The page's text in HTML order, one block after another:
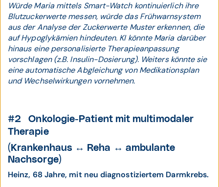
Würde Maria mittels Smart-Watch kontinuierlich ihre
Blutzuckerwerte messen, würde das Frühwarnsystem
aus der Analyse der Zuckerwerte Muster erkennen, die
auf Hypoglykämien hindeuten. KI könnte Maria darüber
hinaus eine personalisierte Therapieanpassung
vorschlagen (z.B. Insulin-Dosierung). Weiters könnte sie
eine automatische Abgleichung von Medikationsplan
und Wechselwirkungen vornehmen.
#2 Onkologie-Patient mit multimodaler
Therapie
(Krankenhaus ↔ Reha ↔ ambulante
Nachsorge)
Heinz, 68 Jahre, mit neu diagnostiziertem Darmkrebs.